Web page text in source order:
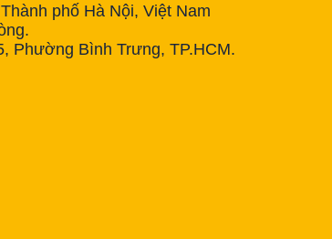
phố Hà Nội, Việt Nam
Phường Bình Trưng, TP.HCM.